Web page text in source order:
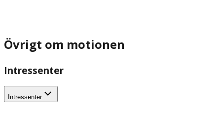
Övrigt om motionen
Intressenter
Intressenter